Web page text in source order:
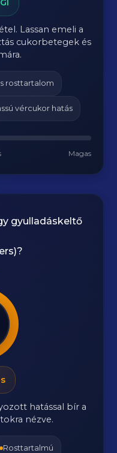
Lassan emeli a
cukorbetegek és
rosttartalom
vércukor hatás
Magas
gyulladáskeltő
?
hatással bír a
nézve.
Rosttartalmú